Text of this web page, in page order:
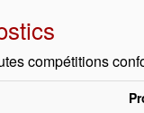
compétitions